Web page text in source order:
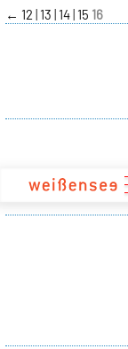
zum
Inhalt
← 12 13 14 15 16